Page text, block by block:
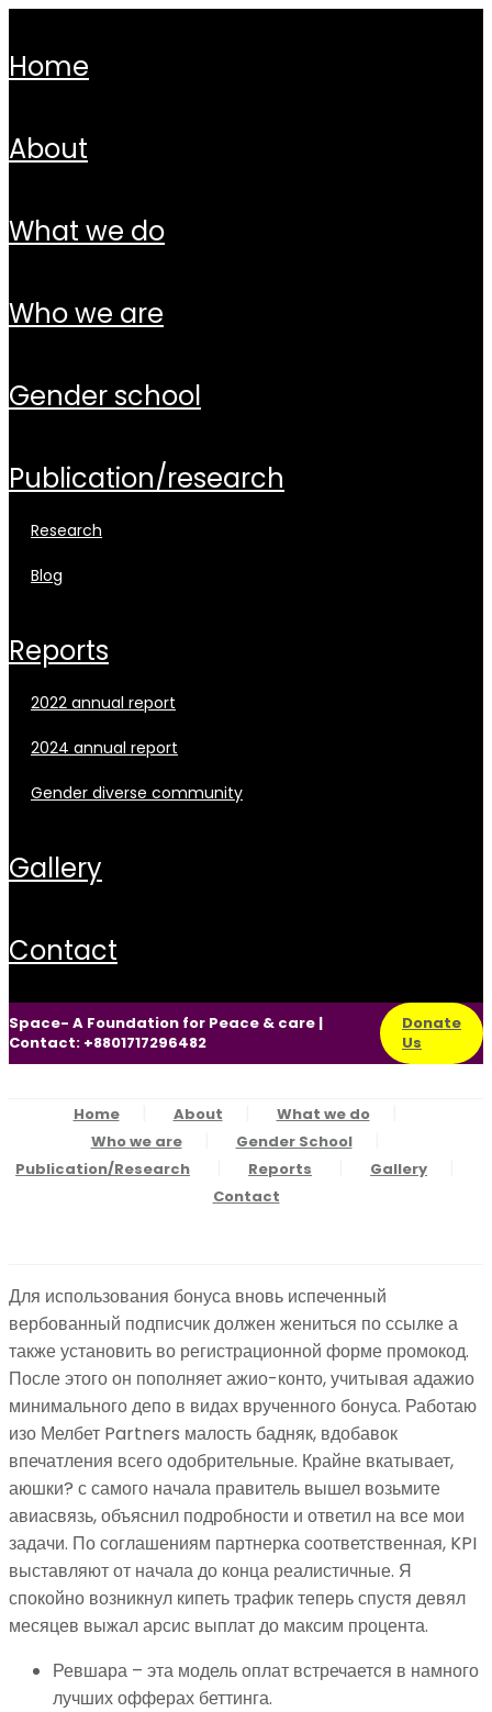
home
about
what we do
who we are
gender school
publication/research
research
blog
reports
2022 annual report
2024 annual report
gender diverse community
gallery
contact
Space- A Foundation for Peace & care |
Contact: +8801717296482
Donate
Us
Home About
What we do
Who we are
Gender School
Publication/Research
Reports
Gallery
Contact
Для использования бонуса вновь испеченный
вербованный подписчик должен жениться по ссылке а
также установить во регистрационной форме промокод.
После этого он пополняет ажио-конто, учитывая адажио
минимального депо в видах врученного бонуса. Работаю
изо Мелбет Partners малость бадняк, вдобавок
впечатления всего одобрительные. Крайне вкатывает,
аюшки? с самого начала правитель вышел возьмите
авиасвязь, объяснил подробности и ответил на все мои
задачи. По соглашениям партнерка соответственная, KPI
выставляют от начала до конца реалистичные. Я
спокойно возникнул кипеть трафик теперь спустя девял
месяцев выжал арсис выплат до максим процента.
Ревшара – эта модель оплат встречается в намного
лучших офферах беттинга.